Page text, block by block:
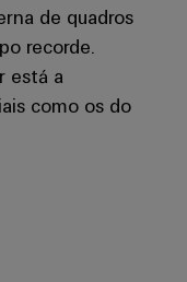
de quadros
recorde.
está a
como os do